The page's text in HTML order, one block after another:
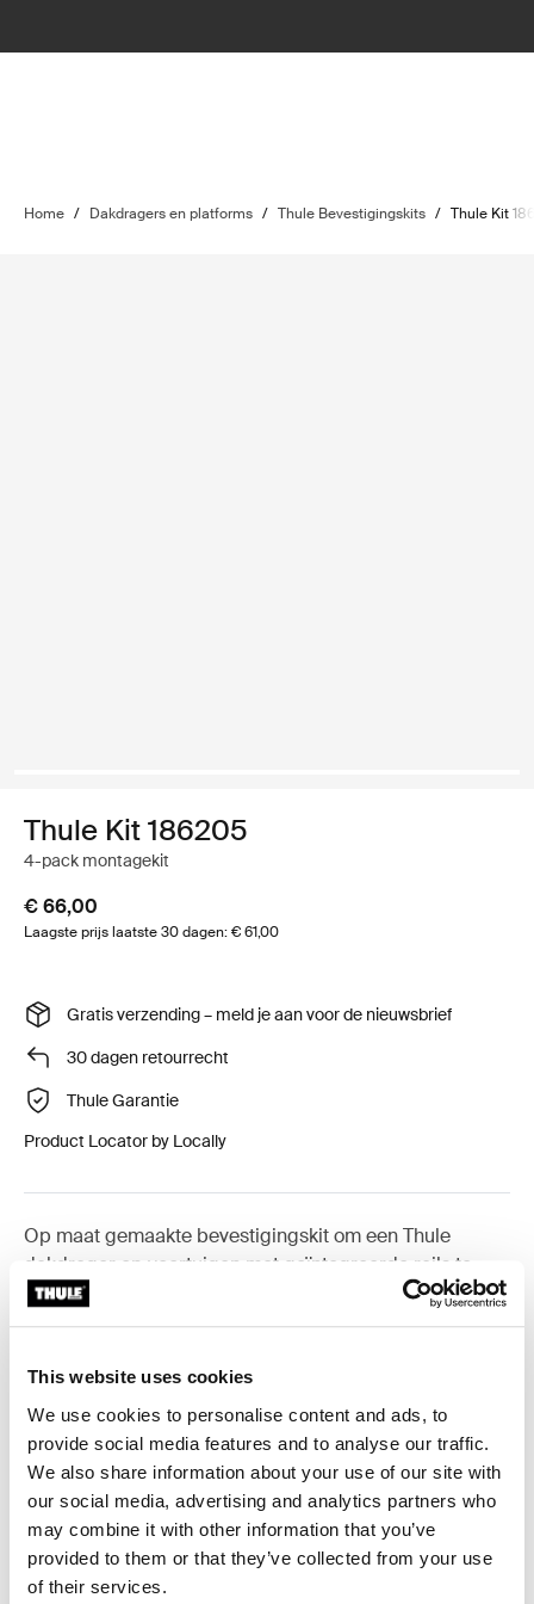
This website uses cookies
We use cookies to personalise content and ads, to
provide social media features and to analyse our traffic.
We also share information about your use of our site with
our social media, advertising and analytics partners who
may combine it with other information that you’ve
provided to them or that they’ve collected from your use
of their services.
Home / Dakdragers en platforms / Thule Bevestigingskits / Thule Kit
Thule Kit 186205
4-pack montagekit
€ 66,00
Laagste prijs laatste 30 dagen: € 61,00
Gratis verzending – meld je aan voor de nieuwsbrief
30 dagen retourrecht
Thule Garantie
Product Locator by Locally
Op maat gemaakte bevestigingskit om een Thule
dakdrager op voertuigen met geïntegreerde rails te
monteren.
Toggle features
Alle eigenschappen
Toggle techspec
Technische specificaties
Toggle guides and instructions
Instructies